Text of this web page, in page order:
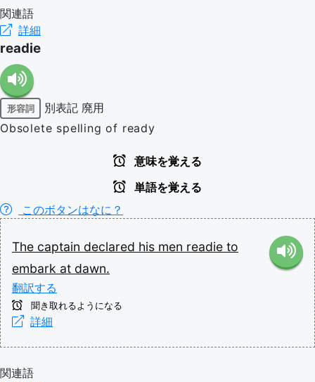
関連語
詳細
readie
形容詞 別表記 廃用
Obsolete spelling of ready
意味を覚える
単語を覚える
このボタンはなに？
The captain declared his men readie to
embark at dawn.
翻訳する
聞き取れるようになる
詳細
関連語